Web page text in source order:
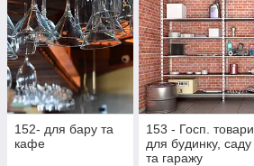
152- для бару та
кафе
153 - Госп. товари
для будинку, саду
та гаражу